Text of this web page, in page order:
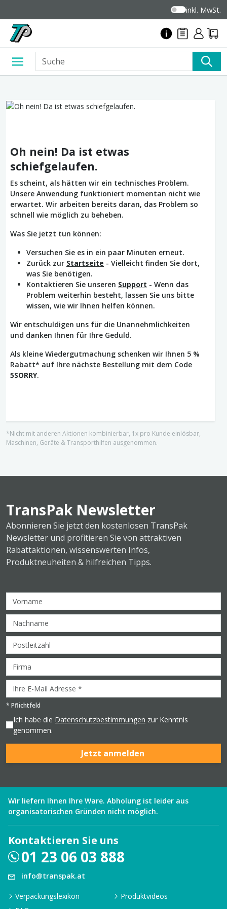
inkl. MwSt.
Oh nein! Da ist etwas
schiefgelaufen.
Es scheint, als hätten wir ein technisches Problem.
Unsere Anwendung funktioniert momentan nicht wie
erwartet. Wir arbeiten bereits daran, das Problem so
schnell wie möglich zu beheben.
Was Sie jetzt tun können:
Versuchen Sie es in ein paar Minuten erneut.
Zurück zur Startseite - Vielleicht finden Sie dort,
was Sie benötigen.
Kontaktieren Sie unseren Support - Wenn das
Problem weiterhin besteht, lassen Sie uns bitte
wissen, wie wir Ihnen helfen können.
Wir entschuldigen uns für die Unannehmlichkeiten
und danken Ihnen für Ihre Geduld.
Als kleine Wiedergutmachung schenken wir Ihnen 5 %
Rabatt* auf Ihre nächste Bestellung mit dem Code
5SORRY.
*Nicht mit anderen Aktionen kombinierbar, 1x pro Kunde einlösbar,
Maschinen, Geräte & Transporthilfen ausgenommen.
TransPak Newsletter
Abonnieren Sie jetzt den kostenlosen TransPak
Newsletter und profitieren Sie von attraktiven
Rabattaktionen, wissenswerten Infos,
Produktneuheiten & hilfreichen Tipps.
* Pflichtfeld
Ich habe die Datenschutzbestimmungen zur Kenntnis
genommen.
Jetzt anmelden
Wir liefern Ihnen Ihre Ware. Abholung ist leider aus
organisatorischen Gründen nicht möglich.
Kontaktieren Sie uns
01 23 06 03 888
info@transpak.at
Verpackungslexikon
Produktvideos